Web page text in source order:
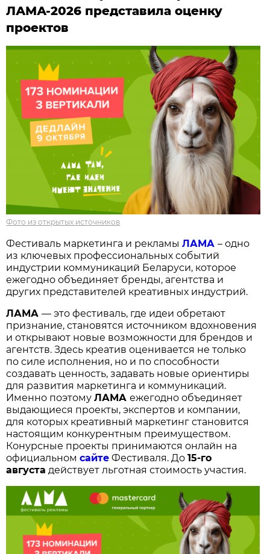
ЛАМА-2026 представила оценку
проектов
Фото из открытых источников
Фестиваль маркетинга и рекламыЛАМА– одно
из ключевых профессиональных событий
индустрии коммуникаций Беларуси, которое
ежегодно объединяет бренды, агентства и
других представителей креативных индустрий.
ЛАМА— это фестиваль, где идеи обретают
признание, становятся источником вдохновения
и открывают новые возможности для брендов и
агентств. Здесь креатив оценивается не только
по силе исполнения, но и по способности
создавать ценность, задавать новые ориентиры
для развития маркетинга и коммуникаций.
Именно поэтомуЛАМАежегодно объединяет
выдающиеся проекты, экспертов и компании,
для которых креативный маркетинг становится
настоящим конкурентным преимуществом.
Конурсные проекты принимаются онлайн на
официальномсайте Фестиваля. До15-го
августа действует льготная стоимость участия.